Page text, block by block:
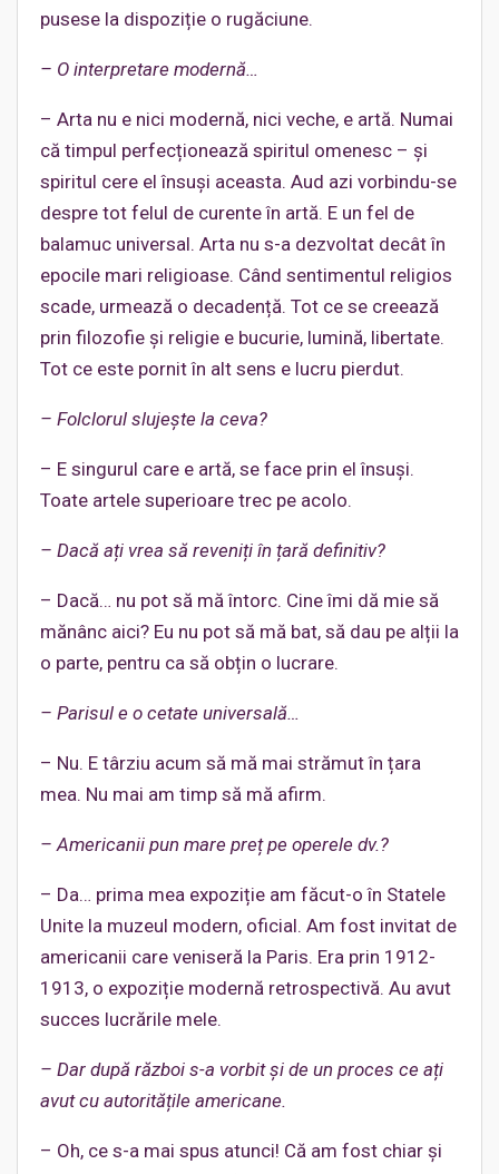
pusese la dispoziție o rugăciune.
– O interpretare modernă…
– Arta nu e nici modernă, nici veche, e artă. Numai
că timpul perfecționează spiritul omenesc – și
spiritul cere el însuși aceasta. Aud azi vorbindu-se
despre tot felul de curente în artă. E un fel de
balamuc universal. Arta nu s-a dezvoltat decât în
epocile mari religioase. Când sentimentul religios
scade, urmează o decadență. Tot ce se creează
prin filozofie și religie e bucurie, lumină, libertate.
Tot ce este pornit în alt sens e lucru pierdut.
– Folclorul slujește la ceva?
– E singurul care e artă, se face prin el însuși.
Toate artele superioare trec pe acolo.
– Dacă ați vrea să reveniți în țară definitiv?
– Dacă… nu pot să mă întorc. Cine îmi dă mie să
mănânc aici? Eu nu pot să mă bat, să dau pe alții la
o parte, pentru ca să obțin o lucrare.
– Parisul e o cetate universală…
– Nu. E târziu acum să mă mai strămut în țara
mea. Nu mai am timp să mă afirm.
– Americanii pun mare preț pe operele dv.?
– Da… prima mea expoziție am făcut-o în Statele
Unite la muzeul modern, oficial. Am fost invitat de
americanii care veniseră la Paris. Era prin 1912-
1913, o expoziție modernă retrospectivă. Au avut
succes lucrările mele.
– Dar după război s-a vorbit și de un proces ce ați
avut cu autoritățile americane.
– Oh, ce s-a mai spus atunci! Că am fost chiar și